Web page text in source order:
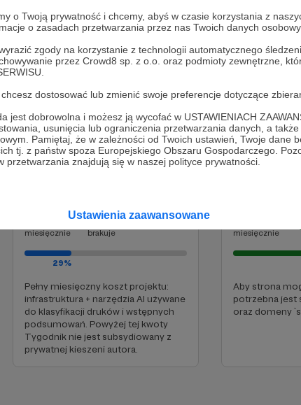
o Twoją prywatność i chcemy, abyś w czasie korzystania z
o zasadach przetwarzania przez nas Twoich danych
zgody na korzystanie z technologii automatycznego
przez Crowd8 sp. z o.o. oraz podmioty zewnętrzne,
dostosować lub zmienić swoje preferencje dotyczące
jest dobrowolna i możesz ją wycofać w USTAWIENIACH
usunięcia lub ograniczenia przetwarzania danych, a
Pamiętaj, że w zależności od Twoich ustawień, Twoje dane
tj. z państw spoza Europejskiego Obszaru Gospodarczego.
przetwarzania znajdują się w naszej polityce prywatności.
Ustawienia zaawansowane
W tym miejscu powinna
Aby zobaczyć treść musisz
Rozwiń opis
Cele
miesięcznie
425 zł
brakuje
29%
Pełny miesięczny koszt projektu:
infrastruktura + narzędzia AI używane
do klasyfikacji druków i wstępnych
podsumowań. Powyżej tej kwoty
Tygodnik nie jest subsydiowany z
prywatnej kieszeni autora.
miesięcznie
Aby strona
potrzebna jest
oraz domeny